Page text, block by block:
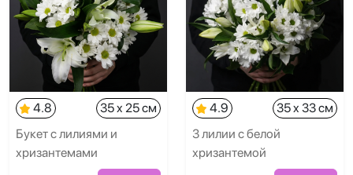
4.8
35 x 25 см
Букет с лилиями и
хризантемами
4.9
35 x 33 см
3 лилии с белой
хризантемой